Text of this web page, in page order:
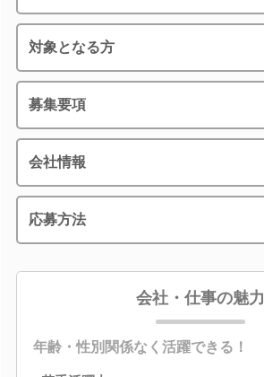
対象となる方
募集要項
会社情報
応募方法
会社・仕事の魅力
年齢・性別関係なく活躍できる！